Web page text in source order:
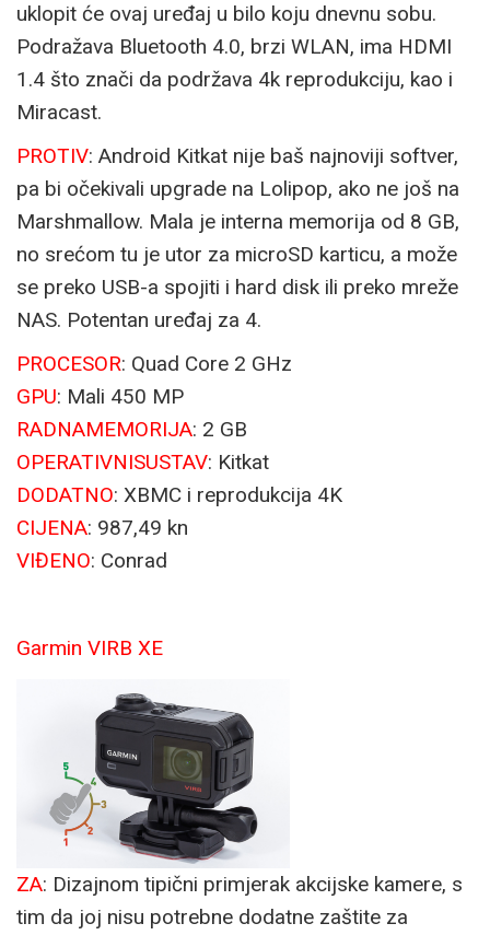
uklopit će ovaj uređaj u bilo koju dnevnu sobu.
Podražava Bluetooth 4.0, brzi WLAN, ima HDMI
1.4 što znači da podržava 4k reprodukciju, kao i
Miracast.
PROTIV: Android Kitkat nije baš najnoviji softver,
pa bi očekivali upgrade na Lolipop, ako ne još na
Marshmallow. Mala je interna memorija od 8 GB,
no srećom tu je utor za microSD karticu, a može
se preko USB-a spojiti i hard disk ili preko mreže
NAS. Potentan uređaj za 4.
PROCESOR: Quad Core 2 GHz
GPU: Mali 450 MP
RADNAMEMORIJA: 2 GB
OPERATIVNISUSTAV: Kitkat
DODATNO: XBMC i reprodukcija 4K
CIJENA: 987,49 kn
VIĐENO: Conrad
Garmin VIRB XE
ZA: Dizajnom tipični primjerak akcijske kamere, s
tim da joj nisu potrebne dodatne zaštite za